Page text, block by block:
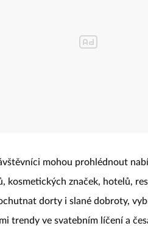
mohou prohlédnout
kosmetických značek, hotelů,
dorty i slané dobroty,
trendy ve svatebním líčení a